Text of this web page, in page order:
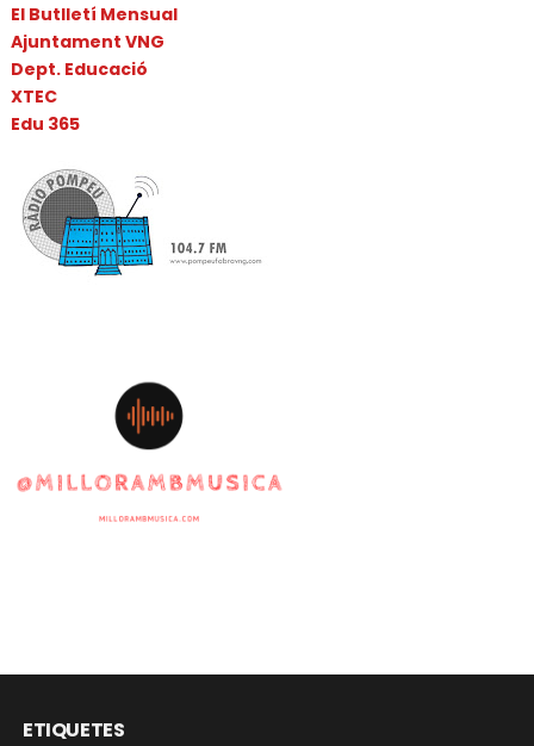
El Butlletí Mensual
Ajuntament VNG
Dept. Educació
XTEC
Edu 365
ETIQUETES